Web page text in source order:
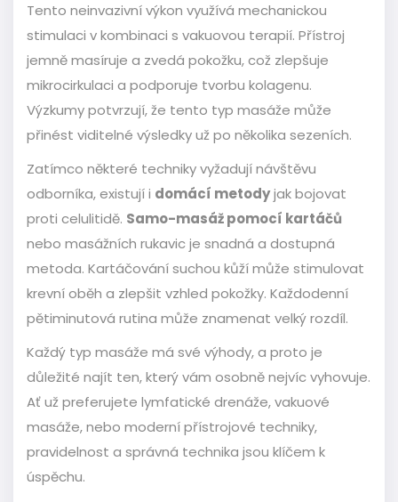
Tento neinvazivní výkon využívá mechanickou
stimulaci v kombinaci s vakuovou terapií. Přístroj
jemně masíruje a zvedá pokožku, což zlepšuje
mikrocirkulaci a podporuje tvorbu kolagenu.
Výzkumy potvrzují, že tento typ masáže může
přinést viditelné výsledky už po několika sezeních.
Zatímco některé techniky vyžadují návštěvu
odborníka, existují i domácí metodyjak bojovat
proti celulitidě. Samo-masáž pomocí kartáčů
nebo masážních rukavic je snadná a dostupná
metoda. Kartáčování suchou kůží může stimulovat
krevní oběh a zlepšit vzhled pokožky. Každodenní
pětiminutová rutina může znamenat velký rozdíl.
Každý typ masáže má své výhody, a proto je
důležité najít ten, který vám osobně nejvíc vyhovuje.
Ať už preferujete lymfatické drenáže, vakuové
masáže, nebo moderní přístrojové techniky,
pravidelnost a správná technika jsou klíčem k
úspěchu.